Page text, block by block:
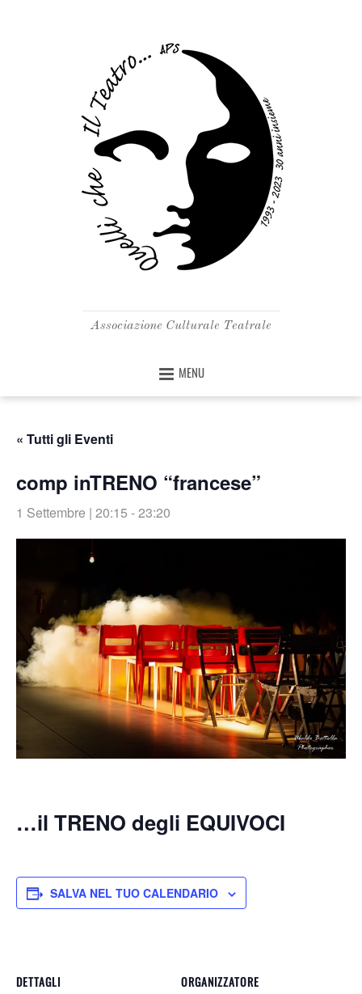
Associazione Culturale Teatrale
MENU
« Tutti gli Eventi
comp inTRENO “francese”
1 Settembre | 20:15 -23:20
…il TRENO degli EQUIVOCI
SALVA NEL TUO CALENDARIO
DETTAGLI ORGANIZZATORE